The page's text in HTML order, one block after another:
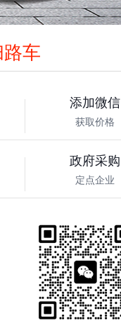
路车
添加微信
获取价格
政府采购
定点企业